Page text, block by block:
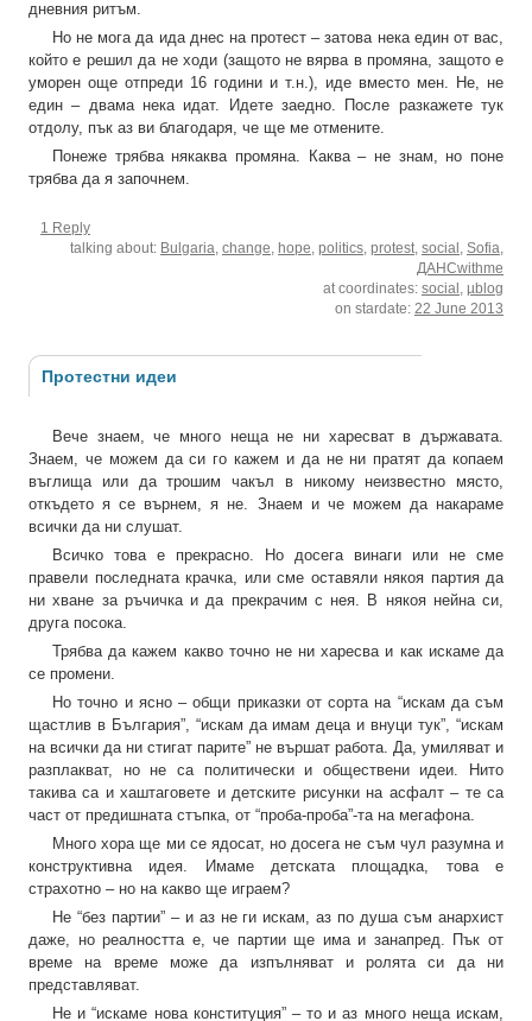
дневния ритъм.
Но не мога да ида днес на протест – затова нека един от вас,
който е решил да не ходи (защото не вярва в промяна, защото е
уморен още отпреди 16 години и т.н.), иде вместо мен. Не, не
един – двама нека идат. Идете заедно. После разкажете тук
отдолу, пък аз ви благодаря, че ще ме отмените.
Понеже трябва някаква промяна. Каква – не знам, но поне
трябва да я започнем.
1 Reply
talking about: Bulgaria change hope politics protest social Sofia
ДАНСwithme
at coordinates: social
µblog
on stardate: 22 June 2013
Протестни идеи
Вече знаем, че много неща не ни харесват в държавата.
Знаем, че можем да си го кажем и да не ни пратят да копаем
въглища или да трошим чакъл в никому неизвестно място,
откъдето я се върнем, я не. Знаем и че можем да накараме
всички да ни слушат.
Всичко това е прекрасно. Но досега винаги или не сме
правели последната крачка, или сме оставяли някоя партия да
ни хване за ръчичка и да прекрачим с нея. В някоя нейна си,
друга посока.
Трябва да кажем какво точно не ни харесва и как искаме да
се промени.
Но точно и ясно – общи приказки от сорта на “искам да съм
щастлив в България”, “искам да имам деца и внуци тук”, “искам
на всички да ни стигат парите” не вършат работа. Да, умиляват и
разплакват, но не са политически и обществени идеи. Нито
такива са и хаштаговете и детските рисунки на асфалт – те са
част от предишната стъпка, от “проба-проба”-та на мегафона.
Много хора ще ми се ядосат, но досега не съм чул разумна и
конструктивна идея. Имаме детската площадка, това е
страхотно – но на какво ще играем?
Не “без партии” – и аз не ги искам, аз по душа съм анархист
даже, но реалността е, че партии ще има и занапред. Пък от
време на време може да изпълняват и ролята си да ни
представляват.
Не и “искаме нова конституция” – то и аз много неща искам,